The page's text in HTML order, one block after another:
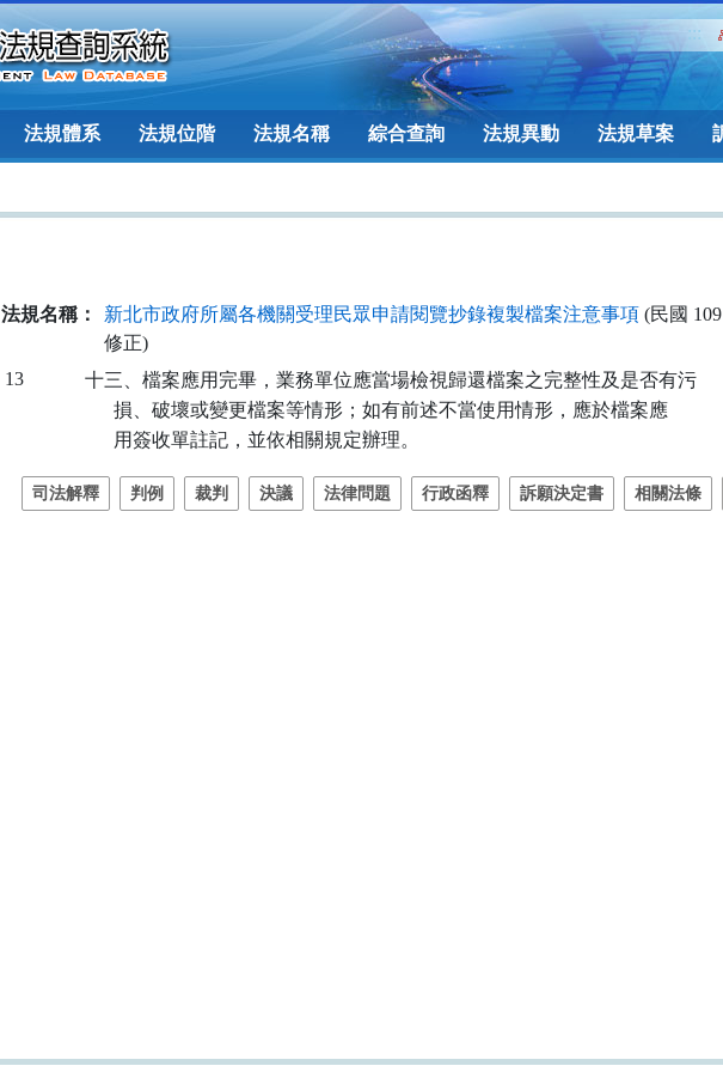
:::
法規體系 法規位階 法規名稱 綜合查詢 法規異動 法規草案
法規名稱： 新北市政府所屬各機關受理民眾申請閱覽抄錄複製檔案注意事項(民國 109
修正)
13
十三、檔案應用完畢，業務單位應當場檢視歸還檔案之完整性及是否有污
      損、破壞或變更檔案等情形；如有前述不當使用情形，應於檔案應
      用簽收單註記，並依相關規定辦理。
司法解釋 判例 裁判 決議 法律問題 行政函釋 訴願決定書 相關法條